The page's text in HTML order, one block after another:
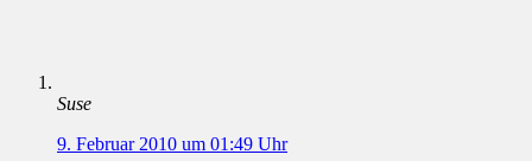
Suse
9. Februar 2010 um 01:49 Uhr